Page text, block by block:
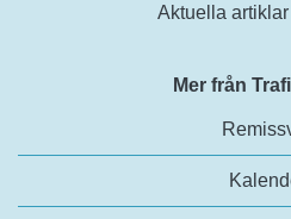
Aktuella
Mer från